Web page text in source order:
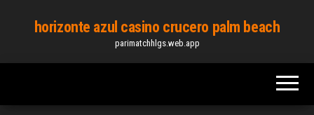
content
horizonte azul casino crucero palm beach
parimatchhlgs.web.app